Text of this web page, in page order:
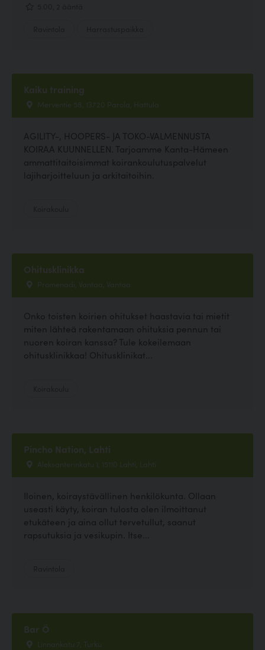
Kaiku training
Merventie 58, 13720 Parola, Hattula
AGILITY-, HOOPERS- JA TOKO-VALMENNUSTA
KOIRAA KUUNNELLEN. Tarjoamme Kanta-Hämeen
ammattitaitoisimmat koirankoulutuspalvelut
lajiharjoitteluun ja arkitaitoihin.
Ohitusklinikka
Promenadi, Vantaa, Vantaa
Onko toisten koirien ohitukset haastavia tai mietit
miten lähteä rakentamaan ohituksia pennun tai
nuoren koiran kanssa? Tule kokeilemaan
ohitusklinikkaa! Ohitusklinikat...
Pincho Nation, Lahti
Aleksanterinkatu 1, 15110 Lahti, Lahti
Iloinen, koiraystävällinen henkilökunta. Ollaan
useasti käyty, koiran tulosta olen ilmoittanut
etukäteen ja aina ollut tervetullut, saanut
rapsutuksia ja vesikupin. Itse...
Bar Ö
Linnankatu 7, Turku